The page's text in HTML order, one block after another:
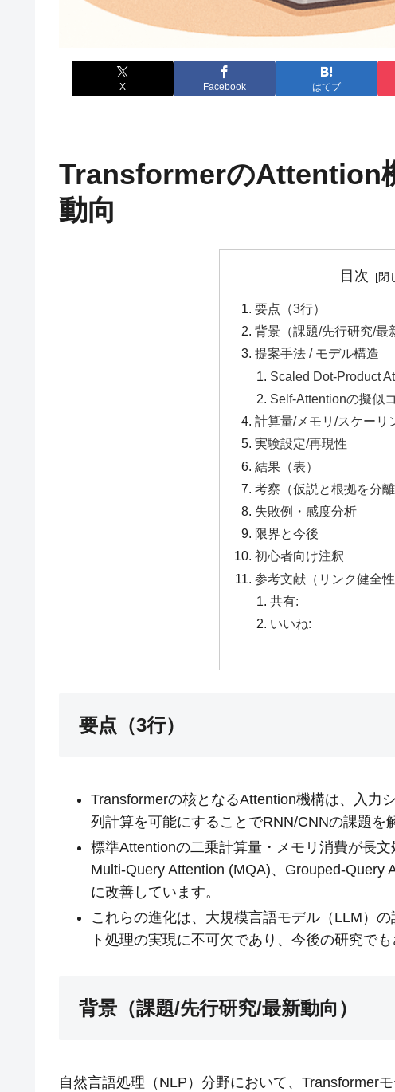
X Facebook はてブ
TransformerのAttention
動向
目次
要点（3行）
背景（課題/先行研究/最
提案手法 / モデル構造
Scaled Dot-Product
Self-Attentionの擬似
計算量/メモリ/スケーリ
実験設定/再現性
結果（表）
考察（仮説と根拠を分離
失敗例・感度分析
限界と今後
初心者向け注釈
参考文献（リンク健全性
共有:
いいね:
要点（3行）
Transformerの核となるAttention機構は、入力
列計算を可能にすることでRNN/CNNの課題を
標準Attentionの二乗計算量・メモリ消費が長
Multi-Query Attention (MQA)、Grouped-Query
に改善しています。
これらの進化は、大規模言語モデル（LLM）
ト処理の実現に不可欠であり、今後の研究で
背景（課題/先行研究/最新動向）
自然言語処理（NLP）分野において、Transformer